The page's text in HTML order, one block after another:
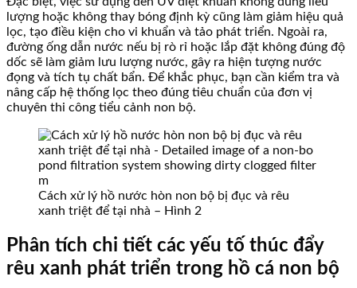
lượng hoặc không thay bóng định kỳ cũng làm giảm hiệu quả
lọc, tạo điều kiện cho vi khuẩn và tảo phát triển. Ngoài ra,
đường ống dẫn nước nếu bị rò rỉ hoặc lắp đặt không đúng độ
dốc sẽ làm giảm lưu lượng nước, gây ra hiện tượng nước
đọng và tích tụ chất bẩn. Để khắc phục, bạn cần kiểm tra và
nâng cấp hệ thống lọc theo đúng tiêu chuẩn của đơn vị
chuyên thi công tiểu cảnh non bộ.
Cách xử lý hồ nước hòn non bộ bị đục và rêu
xanh triệt để tại nhà – Hình 2
Phân tích chi tiết các yếu tố thúc đẩy
rêu xanh phát triển trong hồ cá non bộ